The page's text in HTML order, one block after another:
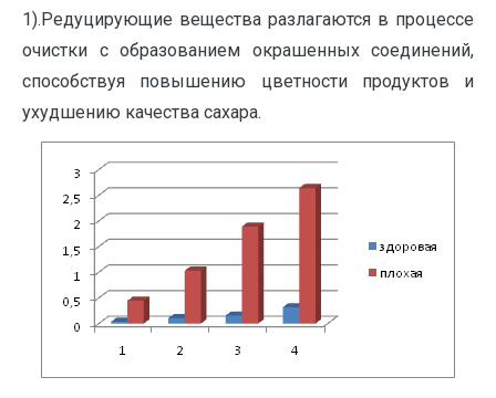
1).Редуцирующие вещества разлагаются в процессе
очистки с образованием окрашенных соединений,
способствуя повышению цветности продуктов и
ухудшению качества сахара.